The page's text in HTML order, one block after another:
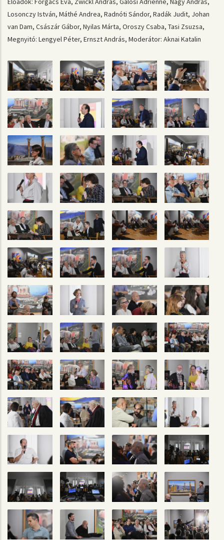
Losonczy István, Máthé Andrea, Radnóti Sándor, Radák Judit, Johan
van Dam, Császár Gábor, Nyilas Márta, Oroszy Csaba, Tasi Zsuzsa,
Megnyitó: Lengyel Péter, Ernszt András, Moderátor: Aknai Katalin